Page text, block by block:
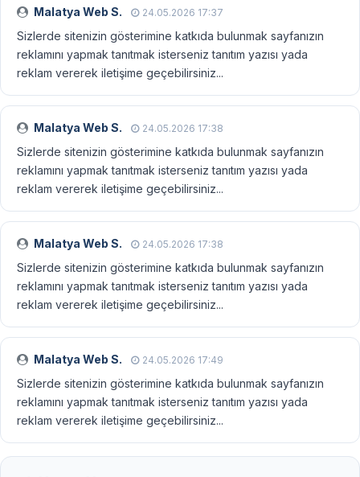
Malatya Web S. 24.05.2026 17:37
Sizlerde sitenizin gösterimine katkıda bulunmak sayfanızın
reklamını yapmak tanıtmak isterseniz tanıtım yazısı yada
reklam vererek iletişime geçebilirsiniz...
Malatya Web S. 24.05.2026 17:38
Sizlerde sitenizin gösterimine katkıda bulunmak sayfanızın
reklamını yapmak tanıtmak isterseniz tanıtım yazısı yada
reklam vererek iletişime geçebilirsiniz...
Malatya Web S. 24.05.2026 17:38
Sizlerde sitenizin gösterimine katkıda bulunmak sayfanızın
reklamını yapmak tanıtmak isterseniz tanıtım yazısı yada
reklam vererek iletişime geçebilirsiniz...
Malatya Web S. 24.05.2026 17:49
Sizlerde sitenizin gösterimine katkıda bulunmak sayfanızın
reklamını yapmak tanıtmak isterseniz tanıtım yazısı yada
reklam vererek iletişime geçebilirsiniz...